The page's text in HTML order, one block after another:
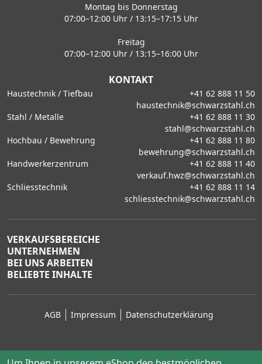
Montag bis Donnerstag
07:00–12:00 Uhr / 13:15–17:15 Uhr
Freitag
07:00–12:00 Uhr / 13:15–16:00 Uhr
KONTAKT
Haustechnik / Tiefbau
+41 62 888 11 50
haustechnik@schwarzstahl.ch
Stahl / Metalle
+41 62 888 11 30
stahl@schwarzstahl.ch
Hochbau / Bewehrung
+41 62 888 11 80
bewehrung@schwarzstahl.ch
Handwerkerzentrum
+41 62 888 11 40
verkauf.hwz@schwarzstahl.ch
Schliesstechnik
+41 62 888 11 14
schliesstechnik@schwarzstahl.ch
VERKAUFSBEREICHE
UNTERNEHMEN
BEI UNS ARBEITEN
BELIEBTE INHALTE
AGB Impressum Datenschutzerklärung